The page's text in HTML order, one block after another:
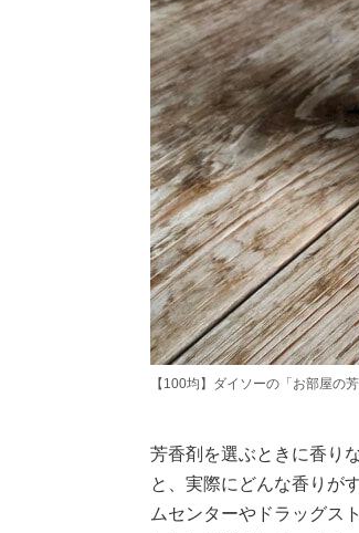
【100均】ダイソーの「お部屋の
芳香剤を選ぶときに香り
と、実際にどんな香りが
ムセンターやドラッグス